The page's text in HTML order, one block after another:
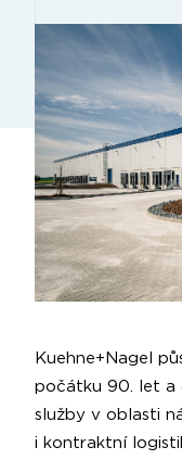
Kuehne+Nagel
počátku 90. let a
služby v oblasti
i kontraktní